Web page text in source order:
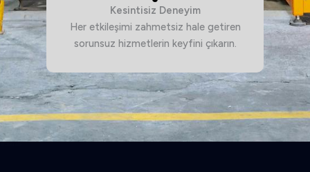
Kesintisiz Deneyim
Her etkileşimi zahmetsiz hale getiren
sorunsuz hizmetlerin keyfini çıkarın.